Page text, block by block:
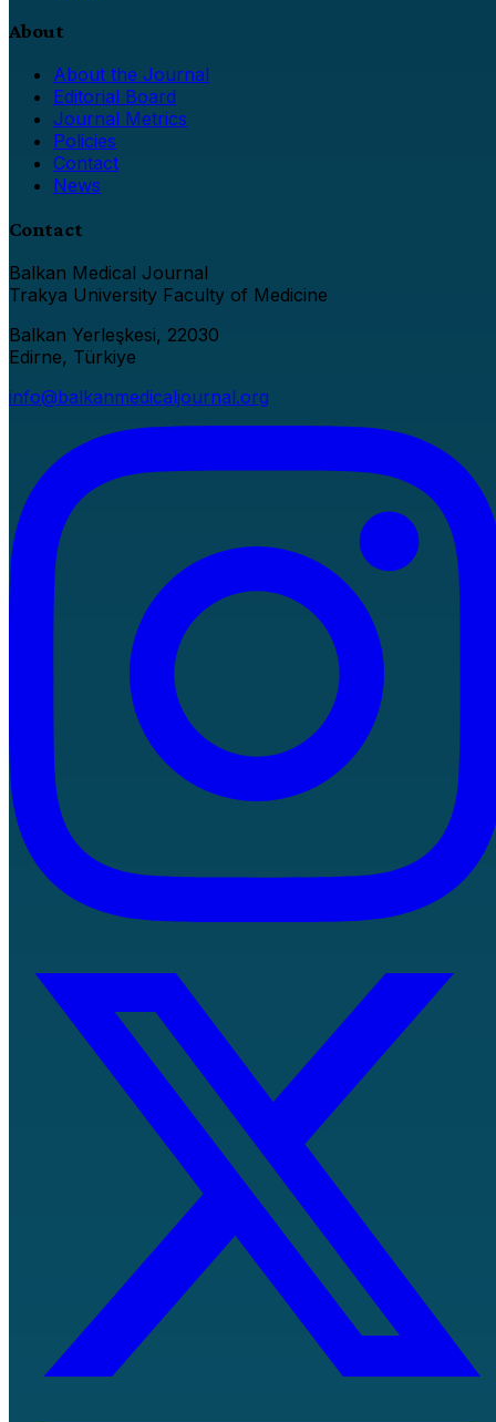
About
About the Journal
Editorial Board
Journal Metrics
Policies
Contact
News
Contact
Balkan Medical Journal
Trakya University Faculty of Medicine
Balkan Yerleşkesi, 22030
Edirne, Türkiye
info@balkanmedicaljournal.org